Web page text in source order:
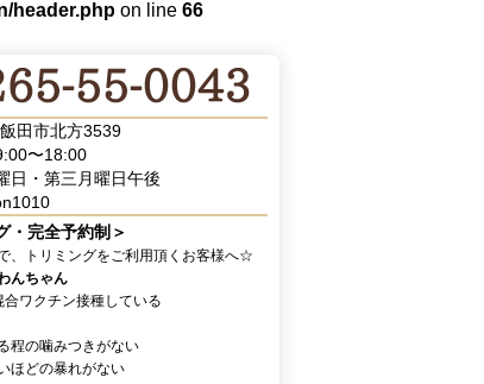
header.php on line 66
田市北方3539
〜18:00
日・第三月曜日午後
・完全予約制＞
、トリミングをご利用頂くお客様へ☆
んちゃん
ワクチン接種している
程の噛みつきがない
ほどの暴れがない